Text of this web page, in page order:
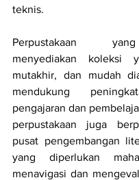
teknis.
Perpustakaan
menyediakan koleksi
mutakhir, dan mudah
mendukung
pengajaran dan
perpustakaan juga
pusat pengembangan
yang diperlukan
menavigasi dan